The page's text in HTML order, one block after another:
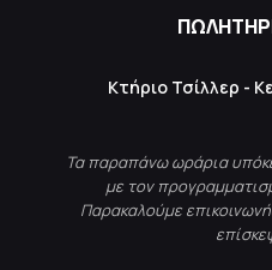
Κτήριο Τσίλλερ -
Τα παραπάνω ωράρια
με τον
Παρακαλούμε